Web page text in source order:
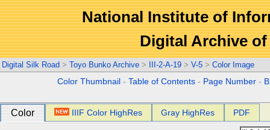
National Institute of
Digital Archive
Digital Silk Road > Toyo Bunko Archive > III-2-A-19 > V-5 > Color Image
Color Thumbnail -Table of Contents - Page Number -
Color IIIF Color HighRes Gray HighRes PDF